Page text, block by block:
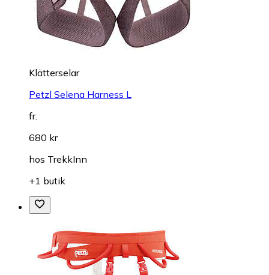
Klätterselar
Petzl Selena Harness L
fr.
680 kr
hos TrekkInn
+1 butik